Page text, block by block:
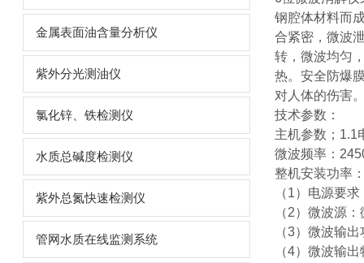
金属表面油含量分析仪
紫外分光测油仪
氯化锌、铁检测仪
水质总碱度检测仪
紫外总氮快速检测仪
管网水质在线监测系统
钢腔体材料而
合紧密，微波
转，微波均匀
热。安全防爆
对人体的伤害
技术参数：
主机参数；1.1
微波频率：
整机安装功率
（1）电源要
（2）微波源
（3）微波输
（4）微波输